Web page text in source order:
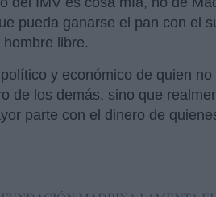
pueda ganarse el pan con el
libre.
y económico de quien
de los demás, sino que
parte con el dinero de